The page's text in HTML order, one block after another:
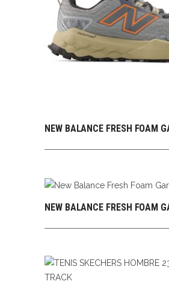
SELECCIONAR
NEW BALANCE FRESH FOAM
SELECCIONAR
NEW BALANCE FRESH FOAM